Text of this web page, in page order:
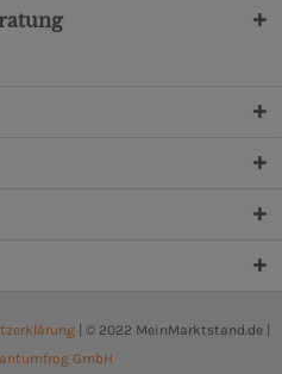
| © 2022 MeinMarktstand.de |
GmbH